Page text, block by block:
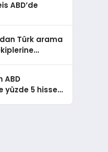
ABD’de
Türk arama
ABD
yüzde 5 hisse